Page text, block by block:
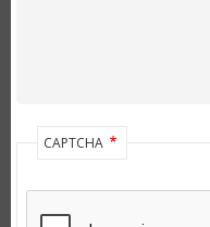
CAPTCHA